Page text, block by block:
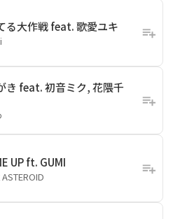
る大作戦 feat. 歌愛ユキ
き feat. 初音ミク, 花隈千
UP ft. GUMI